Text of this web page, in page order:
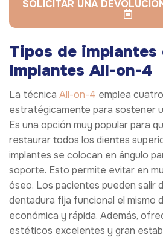
SOLICITAR UNA
Tipos de implantes
Implantes All-on-4
La técnica All-on-4 emplea
estratégicamente para sostener
Es una opción muy popular para
restaurar todos los dientes
implantes se colocan en ángulo
soporte. Esto permite evitar en
óseo. Los pacientes pueden salir
dentadura fija funcional el mismo
económica y rápida. Además,
estéticos excelentes y gran